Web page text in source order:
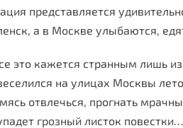
представляется
а в Москве улыбаются,
это кажется странным лишь
на улицах Москвы
отвлечься, прогнать
грозный листок повестки…